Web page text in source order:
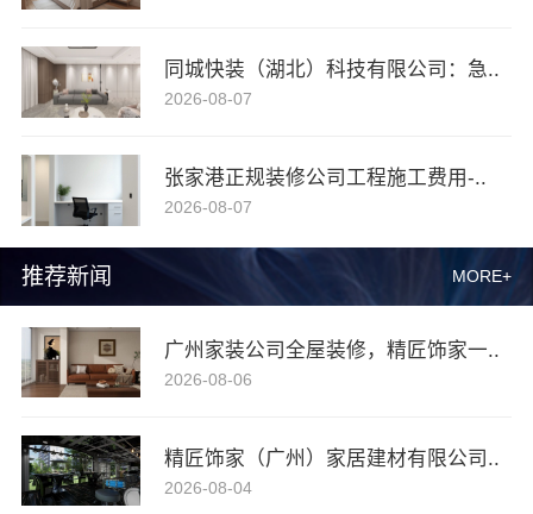
推荐新闻 MORE+
广州家装公司全屋装修，精匠饰家一..
2026-08-06
精匠饰家（广州）家居建材有限公司..
2026-08-04
同城快装（湖北）科技有限公司：急..
2026-08-07
张家港正规装修公司工程施工费用-..
2026-08-07